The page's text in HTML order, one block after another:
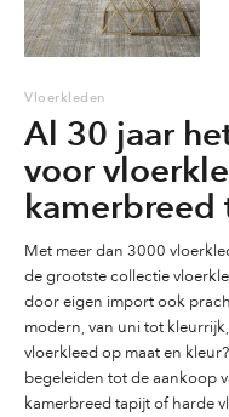
Vloerkleden
Al 30 jaar
voor
Met meer dan 3000
de grootste collectie
door eigen import ook
modern, van uni tot
vloerkleed op maat en
begeleiden tot de aankoop
kamerbreed tapijt of harde